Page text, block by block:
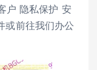
户 隐私保护 安
或前往我们办公